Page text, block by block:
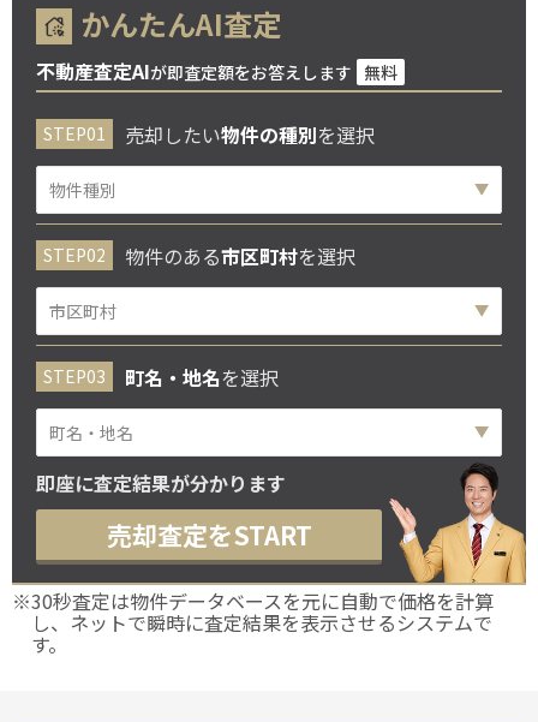
かんたんAI査定
不動産査定AIが即査定額をお答えします 無料
売却したい物件の種別を選択
物件のある市区町村を選択
町名・地名を選択
即座に査定結果が分かります
売却査定をSTART
※30秒査定は物件データベースを元に自動で価格を計算
し、ネットで瞬時に査定結果を表示させるシステムで
す。